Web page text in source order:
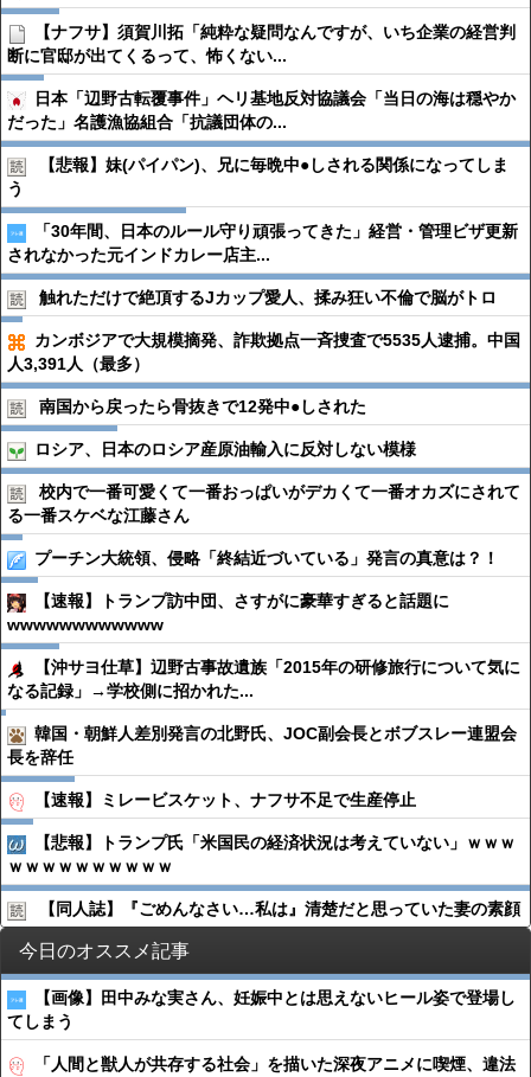
【ナフサ】須賀川拓「純粋な疑問なんですが、いち企業の経営判
断に官邸が出てくるって、怖くない...
日本「辺野古転覆事件」ヘリ基地反対協議会「当日の海は穏やか
だった」名護漁協組合「抗議団体の...
【悲報】妹(パイパン)、兄に毎晩中●︎しされる関係になってしま
う
「30年間、日本のルール守り頑張ってきた」経営・管理ビザ更新
されなかった元インドカレー店主...
触れただけで絶頂するJカップ愛人、揉み狂い不倫で脳がトロ
カンボジアで大規模摘発、詐欺拠点一斉捜査で5535人逮捕。中国
人3,391人（最多）
南国から戻ったら骨抜きで12発中●︎しされた
ロシア、日本のロシア産原油輸入に反対しない模様
校内で一番可愛くて一番おっぱいがデカくて一番オカズにされて
る一番スケベな江藤さん
プーチン大統領、侵略「終結近づいている」発言の真意は？！
【速報】トランプ訪中団、さすがに豪華すぎると話題に
wwwwwwwwwwww
【沖サヨ仕草】辺野古事故遺族「2015年の研修旅行について気に
なる記録」→学校側に招かれた...
韓国・朝鮮人差別発言の北野氏、JOC副会長とボブスレー連盟会
長を辞任
【速報】ミレービスケット、ナフサ不足で生産停止
【悲報】トランプ氏「米国民の経済状況は考えていない」ｗｗｗ
ｗｗｗｗｗｗｗｗｗｗ
【同人誌】『ごめんなさい…私は』清楚だと思っていた妻の素顔
今日のオススメ記事
【画像】田中みな実さん、妊娠中とは思えないヒール姿で登場し
てしまう
「人間と獣人が共存する社会」を描いた深夜アニメに喫煙、違法